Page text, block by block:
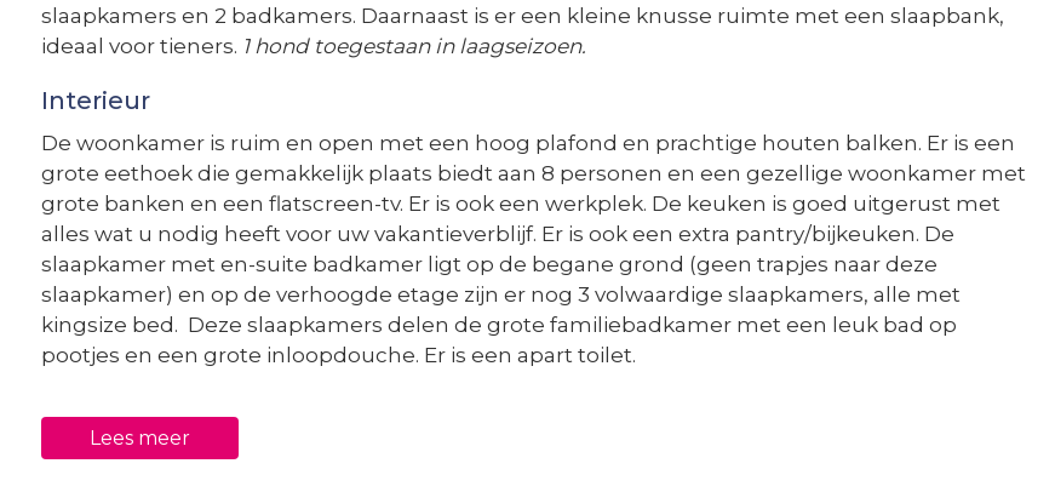
slaapkamers en 2 badkamers. Daarnaast is er een kleine knusse ruimte met een slaapbank,
ideaal voor tieners. 1hond toegestaan in laagseizoen.
Interieur
De woonkamer is ruim en open met een hoog plafond en prachtige houten balken. Er is een
grote eethoek die gemakkelijk plaats biedt aan 8 personen en een gezellige woonkamer met
grote banken en een flatscreen-tv. Er is ook een werkplek. De keuken is goed uitgerust met
alles wat u nodig heeft voor uw vakantieverblijf. Er is ook een extra pantry/bijkeuken. De
slaapkamer met en-suite badkamer ligt op de begane grond (geen trapjes naar deze
slaapkamer) en op de verhoogde etage zijn er nog 3 volwaardige slaapkamers, alle met
kingsize bed. Deze slaapkamers delen de grote familiebadkamer met een leuk bad op
pootjes en een grote inloopdouche. Er is een apart toilet.
Buiten
Vigneferme is ontworpen om optimaal van het buitenleven te genieten met een fantastisch
Lees meer